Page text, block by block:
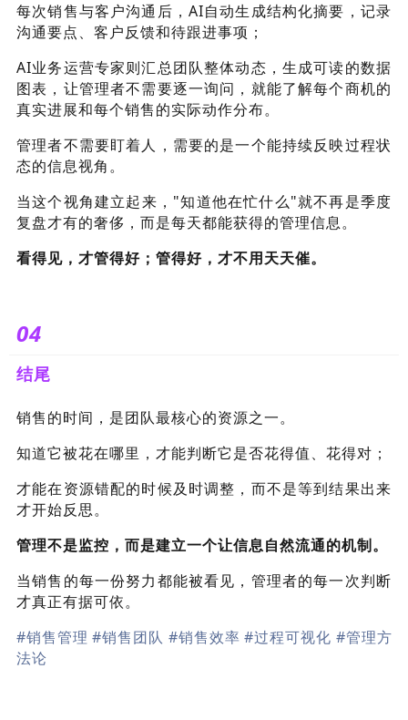
每次销售与客户沟通后，AI自动生成结构化摘要，记录
沟通要点、客户反馈和待跟进事项；
AI业务运营专家则汇总团队整体动态，生成可读的数据
图表，让管理者不需要逐一询问，就能了解每个商机的
真实进展和每个销售的实际动作分布。
管理者不需要盯着人，需要的是一个能持续反映过程状
态的信息视角。
当这个视角建立起来，"知道他在忙什么"就不再是季度
复盘才有的奢侈，而是每天都能获得的管理信息。
看得见，才管得好；管得好，才不用天天催。
04
结尾
销售的时间，是团队最核心的资源之一。
知道它被花在哪里，才能判断它是否花得值、花得对；
才能在资源错配的时候及时调整，而不是等到结果出来
才开始反思。
管理不是监控，而是建立一个让信息自然流通的机制。
当销售的每一份努力都能被看见，管理者的每一次判断
才真正有据可依。
#销售管理 #销售团队 #销售效率 #过程可视化 #管理方
法论